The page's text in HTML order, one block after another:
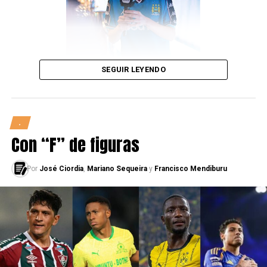
aranceladas y no aranceladas. Entre las aranceladas está
el taller de la memoria y el taller de pintura para
—¿En qué estado se encuentra el club debido a la
pandemia?
SEGUIR LEYENDO
.
Con “F” de figuras
Por José Ciordia, Mariano Sequeiray Francisco Mendiburu